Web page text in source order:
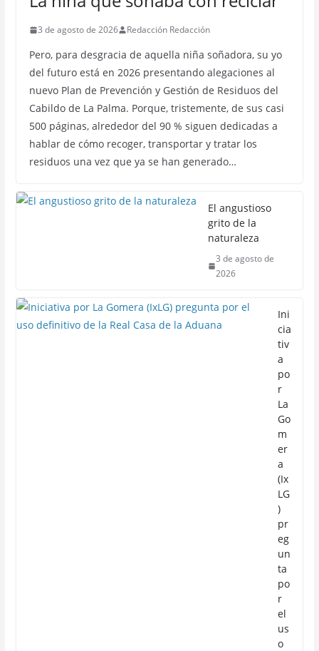
3 de agosto de 2026 Redacción Redacción
Pero, para desgracia de aquella niña soñadora, su yo
del futuro está en 2026 presentando alegaciones al
nuevo Plan de Prevención y Gestión de Residuos del
Cabildo de La Palma. Porque, tristemente, de sus casi
500 páginas, alrededor del 90 % siguen dedicadas a
hablar de cómo recoger, transportar y tratar los
residuos una vez que ya se han generado…
El angustioso
grito de la
naturaleza
3 de agosto de
2026
Ini
cia
tiv
a
po
r
La
Go
m
er
a
(Ix
LG
)
pr
eg
un
ta
po
r
el
us
o